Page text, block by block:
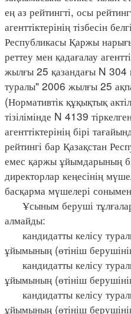
ең аз рейтингті, осы
агенттіктерінің тізбесін
Республикасы Қаржы
реттеу мен қадағалау
жылғы 25 қазандағы N 304
туралы" 2006 жылғы 25
(Нормативтік құқықтық
тізілімінде N 4139
агенттіктерінің бірі
рейтингі бар Қазақстан
емес қаржы ұйымдарының
директорлар кеңесінің
басқарма мүшелері
Ұсыным беруші
алмайды:
кандидатты келісу
ұйымының (өтініш
кандидатты келісу
ұйымының (өтініш
кандидатты келісу
ұйымының (өтініш